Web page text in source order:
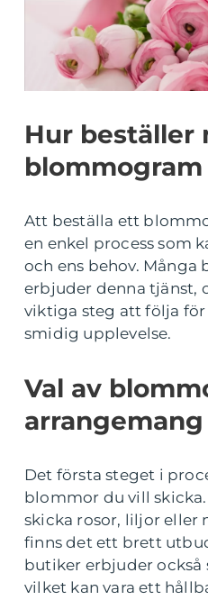
Hur beställer
Att beställa ett
en enkel process som
och ens behov. Många
erbjuder denna tjänst,
viktiga steg att följa för
smidig upplevelse.
Val av
arrangemang
Det första steget i
blommor du vill
skicka rosor, liljor eller
finns det ett brett
butiker erbjuder också
vilket kan vara ett